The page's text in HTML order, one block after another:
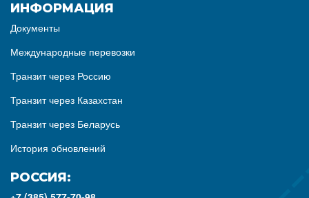
ИНФОРМАЦИЯ
Документы
Международные перевозки
Транзит через Россию
Транзит через Казахстан
Транзит через Беларусь
История обновлений
РОССИЯ: